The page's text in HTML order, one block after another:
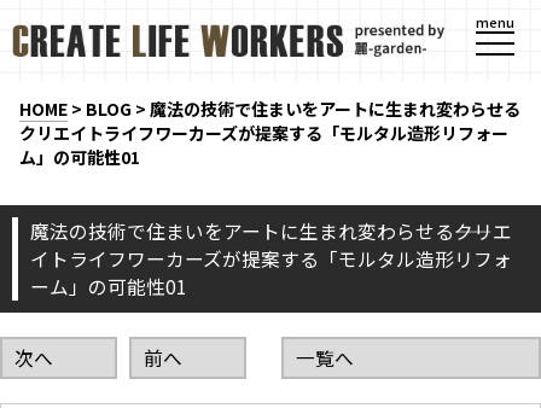
menu
HOME > BLOG > 魔法の技術で住まいをアートに生まれ変わらせる――
クリエイトライフワーカーズが提案する「モルタル造形リフォー
ム」の可能性01
魔法の技術で住まいをアートに生まれ変わらせる――クリエ
イトライフワーカーズが提案する「モルタル造形リフォ
ーム」の可能性01
次へ 前へ 一覧へ